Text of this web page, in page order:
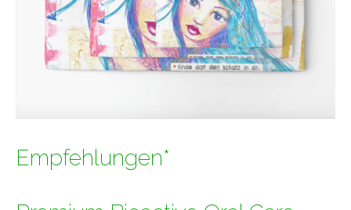
Empfehlungen*